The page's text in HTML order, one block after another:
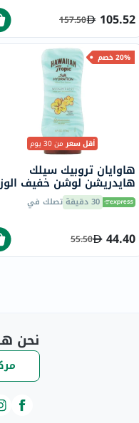
105.52
157.50
20% خصم
أقل سعرمن 30 يوم
هاوايان تروبيك سيلك
هايدريشن لوشن خفيف
بعد التعرض لأشعة الشمس
177 مل 30 دقيقة تصلك في
44.40
55.50
نحن